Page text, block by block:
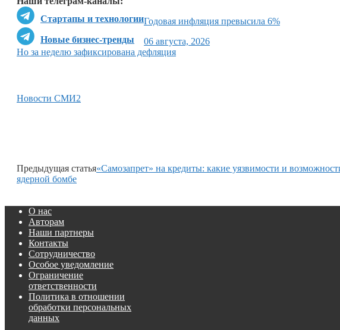
Стартапы и технологии
Новые бизнес-тренды
Годовая инфляция превысила 6%
06 августа, 2026
Но за неделю зафиксирована дефляция
Новости СМИ2
Предыдущая статья«Самозапрет» на кредиты: какие уязвимости и
ядерной бомбе
О нас
Авторам
Наши партнеры
Контакты
Сотрудничество
Особое уведомление
Ограничение
ответственности
Политика в отношении
обработки персональных
данных